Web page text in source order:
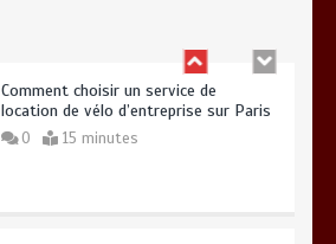
Comment choisir un service de
location de vélo d’entreprise sur Paris
0 15 minutes